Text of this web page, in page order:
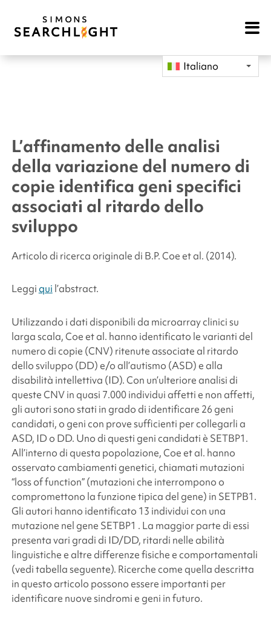
Open
Italiano
L’affinamento delle analisi
della variazione del numero di
copie identifica geni specifici
associati al ritardo dello
sviluppo
Articolo di ricerca originale di B.P. Coeet al. (2014).
Leggiqui l’abstract.
Utilizzando i dati disponibili da microarray clinici su
larga scala, Coe et al. hanno identificato le varianti del
numero di copie (CNV) ritenute associate al ritardo
dello sviluppo (DD) e/o all’autismo (ASD) e alla
disabilità intellettiva (ID). Con un’ulteriore analisi di
queste CNV in quasi 7.000 individui affetti e non affetti,
gli autori sono stati in grado di identificare 26 geni
candidati, o geni con prove sufficienti per collegarli a
ASD, ID o DD. Uno di questi geni candidati è SETBP1.
All’interno di questa popolazione, Coe et al. hanno
osservato cambiamenti genetici, chiamati mutazioni
“loss of function” (mutazioni che interrompono o
compromettono la funzione tipica del gene) in SETPB1.
Gli autori hanno identificato 13 individui con una
mutazione nel gene SETBP1 . La maggior parte di essi
presenta vari gradi di ID/DD, ritardi nelle abilità
linguistiche e altre differenze fisiche e comportamentali
(vedi tabella seguente). Ricerche come quella descritta
in questo articolo possono essere importanti per
identificare nuove sindromi e geni in futuro.